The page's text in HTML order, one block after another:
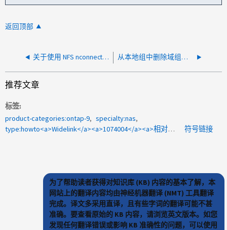
返回顶部
关于使用 NFS nconnect 时作为考虑因素提到的 CID 限制，此限制是否与 HTTP (S3) 和 CIFS 使用的 CID 共享？ 从本地组中删除域组失败、并显示错误"原因：条目不存在"
推荐文章
标签
product-categories:ontap-9
specialty:nas
type:howto<a>Widelink</a><a>1074004</a><a>相对路径</a>
符号链接
为了帮助读者获得对知识库 (KB) 内容的基本了解，本
网站上的翻译内容均由神经机器翻译 (NMT) 工具翻译
完成。译文多采用直译，且有些字词的翻译可能不甚
准确。要查看原始的 KB 内容，请浏览英文版本。如您
发现任何翻译错误或影响 KB 准确性的问题，可以使用